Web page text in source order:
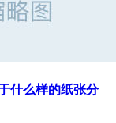
什么样的纸张分